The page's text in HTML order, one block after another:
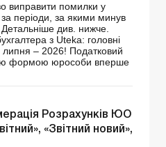
виправити помилки у
за періоди, за якими минув
Детальніше див. нижче.
з Uteka: головні
липня – 2026! Податковий
формою юрособи вперше
Розрахунків ЮО
«Звітний новий»,